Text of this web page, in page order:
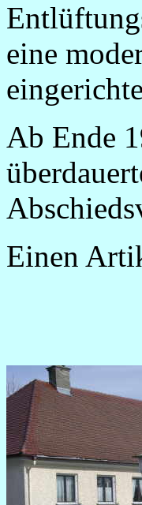
eine
Ab Ende
Einen